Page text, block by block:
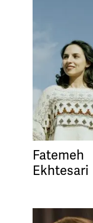
Fatemeh
Ekhtesari